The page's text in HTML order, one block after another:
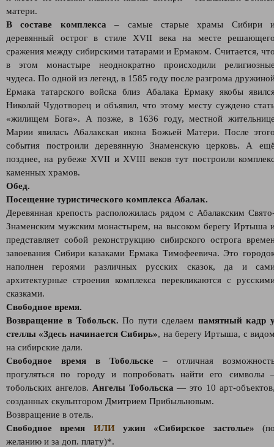
матери.
В составе комплекса – самые старые храмы Сибири
деревянный острог в стиле XVII века на месте
сражения между сибирскими татарами и Ермаком. Считается,
в этом монастыре неоднократно происходили
чудеса. По одной из легенд, в 1585 году после разгрома
Ермака татарского войска близ Абалака Ермаку якобы
Николай Чудотворец и объявил, что этому месту суждено
«жилищем Бога». А позже, в 1636 году, местной
Марии явилась Абалакская икона Божьей Матери. После
события построили деревянную Знаменскую церковь. А
позднее, на рубеже XVII и XVIII веков тут построили
каменных храмов.
Обед.
Посещение туристического комплекса Абалак.
Деревянная крепость расположилась рядом с Абалакским
Знаменским мужским монастырем, на высоком берегу Иртыша
представляет собой реконструкцию сибирского острога
завоевания Сибири казаками Ермака Тимофеевича. Это
наполнен героями различных русских сказок, да и
архитектурные строения комплекса перекликаются с
сказками.
Свободное время.
Возвращение в Тобольск. По пути сделаем памятный кадр
стеллы «Здесь начинается Сибирь», на берегу Иртыша, с
на сибирские дали.
Свободное время в Тобольске – отличная
прогуляться по городу и попробовать найти его символы
тобольских ангелов. Ангелы Тобольска — это 10 арт-
созданных скульптором Дмитрием Прибыльновым.
Возвращение в отель.
Свободное время ИЛИужин «Сибирское застолье»
желанию и за доп. плату)*.